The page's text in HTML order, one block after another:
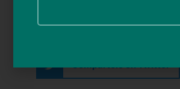
Compártelo en Twitter